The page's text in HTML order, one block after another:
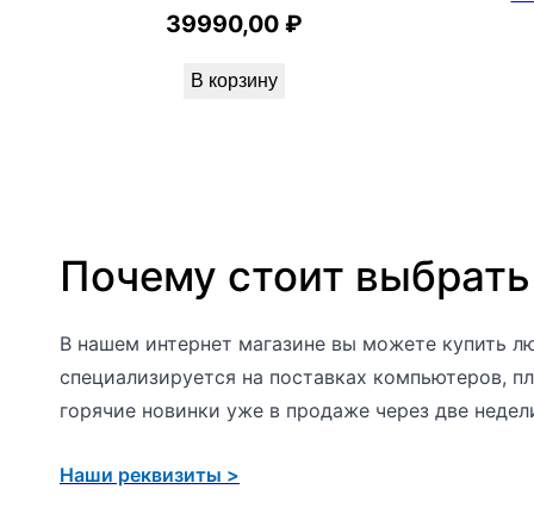
39990,00 ₽
В корзину
Почему стоит
В нашем интернет магазине вы можете купить
специализируется на поставках компьютеров,
горячие новинки уже в продаже через две
Наши реквизиты >